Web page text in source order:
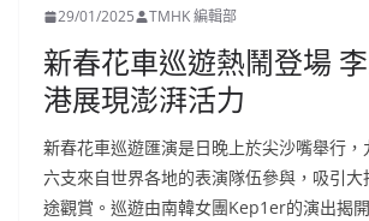
29/01/2025 TMHK 編輯部
新春花車巡遊熱鬧登場
港展現澎湃活力
新春花車巡遊匯演是日晚上於尖沙嘴舉行
六支來自世界各地的表演隊伍參與，吸引
途觀賞。巡遊由南韓女團Kep1er的演出揭